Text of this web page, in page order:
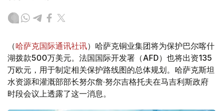
（哈萨克国际通讯社讯）哈萨克铜业集团将为保护巴尔喀什
湖拨款500万美元。法国国际开发署（AFD）也将出资135
万欧元，用于制定相关保护路线图的总体规划。哈萨克斯坦
水资源和灌溉部部长努尔詹·努尔吉格托夫在马吉利斯政府
时段会议上透露了这一消息。